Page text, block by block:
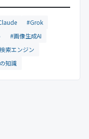
#Grok
#画像生成AI
索エンジン
知識